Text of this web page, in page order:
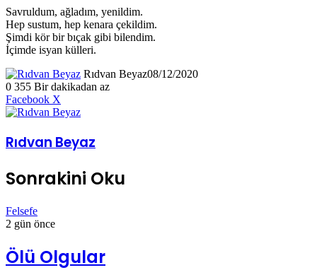
Savruldum, ağladım, yenildim.
Hep sustum, hep kenara çekildim.
Şimdi kör bir bıçak gibi bilendim.
İçimde isyan külleri.
Rıdvan Beyaz08/12/2020
0 355 Bir dakikadan az
Facebook X
Posta
paylaş
Rıdvan Beyaz
Sonrakini Oku
Felsefe
2 gün önce
Ölü Olgular